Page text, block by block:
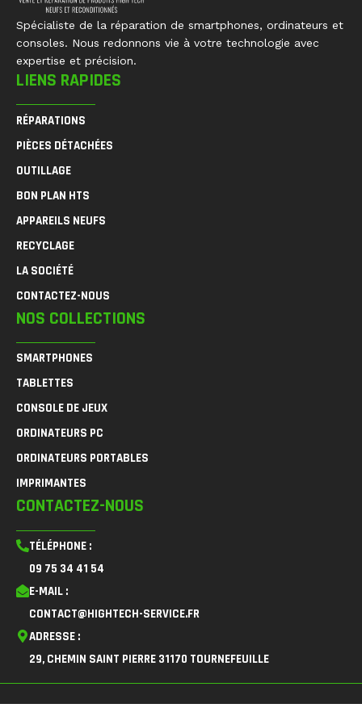
Spécialiste de la réparation de smartphones, ordinateurs et
consoles. Nous redonnons vie à votre technologie avec
expertise et précision.
LIENS RAPIDES
RÉPARATIONS
PIÈCES DÉTACHÉES
OUTILLAGE
BON PLAN HTS
APPAREILS NEUFS
RECYCLAGE
LA SOCIÉTÉ
CONTACTEZ-NOUS
NOS COLLECTIONS
SMARTPHONES
TABLETTES
CONSOLE DE JEUX
ORDINATEURS PC
ORDINATEURS PORTABLES
IMPRIMANTES
CONTACTEZ-NOUS
TÉLÉPHONE :
09 75 34 41 54
E-MAIL :
CONTACT@HIGHTECH-SERVICE.FR
ADRESSE :
29, CHEMIN SAINT PIERRE 31170 TOURNEFEUILLE
F I L